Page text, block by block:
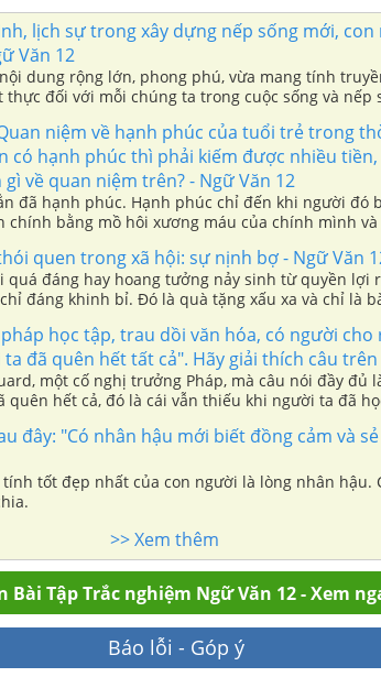
lịch sự trong xây dựng nếp sống mới,
Văn 12
dung rộng lớn, phong phú, vừa mang tính
đối với mỗi chúng ta trong cuộc sống và nếp
niệm về hạnh phúc của tuổi trẻ trong
có hạnh phúc thì phải kiếm được nhiều
gì về quan niệm trên? - Ngữ Văn 12
đã hạnh phúc. Hạnh phúc chỉ đến khi người đó
chính bằng mồ hôi xương máu của chính mình
quen trong xã hội: sự nịnh bợ - Ngữ Văn
quá đáng hay hoang tưởng nảy sinh từ quyền lợi
đáng khinh bỉ. Đó là quà tặng xấu xa và chỉ là
học tập, trau dồi văn hóa, có người cho
đã quên hết tất cả". Hãy giải thích câu trên
một cố nghị trưởng Pháp, mà câu nói đầy đủ
quên hết cả, đó là cái vẫn thiếu khi người ta đã
đây: "Có nhân hậu mới biết đồng cảm và
tốt đẹp nhất của con người là lòng nhân hậu.
>> Xem thêm
Bài Tập Trắc nghiệm Ngữ Văn 12 - Xem
Báo lỗi - Góp ý